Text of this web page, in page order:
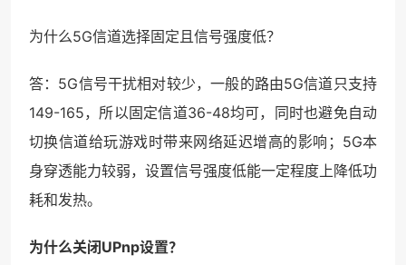
为什么5G信道选择固定且信号强度低？
答：5G信号干扰相对较少，一般的路由5G信道只支持
149-165，所以固定信道36-48均可，同时也避免自动
切换信道给玩游戏时带来网络延迟增高的影响；5G本
身穿透能力较弱，设置信号强度低能一定程度上降低功
耗和发热。
为什么关闭UPnp设置？